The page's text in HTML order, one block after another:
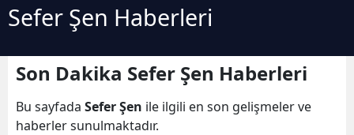
Sefer Şen Haberleri
Son Dakika Sefer Şen Haberleri
Bu sayfada Sefer Şen ile ilgili en son gelişmeler ve
haberler sunulmaktadır.